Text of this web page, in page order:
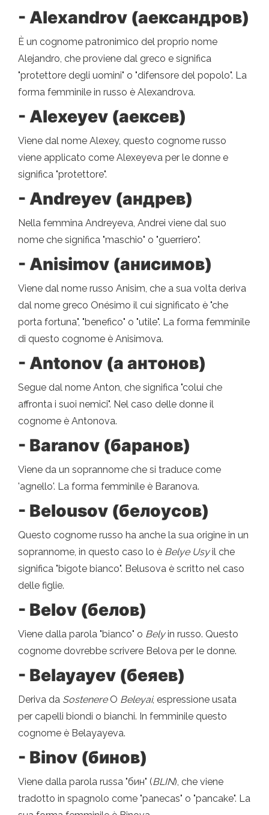
- Alexandrov (аександров)
È un cognome patronimico del proprio nome
Alejandro, che proviene dal greco e significa
"protettore degli uomini" o "difensore del popolo". La
forma femminile in russo è Alexandrova.
- Alexeyev (аексев)
Viene dal nome Alexey, questo cognome russo
viene applicato come Alexeyeva per le donne e
significa "protettore".
- Andreyev (андрев)
Nella femmina Andreyeva, Andrei viene dal suo
nome che significa "maschio" o "guerriero".
- Anisimov (анисимов)
Viene dal nome russo Anisim, che a sua volta deriva
dal nome greco Onésimo il cui significato è "che
porta fortuna", "benefico" o "utile". La forma femminile
di questo cognome è Anisimova.
- Antonov (a антонов)
Segue dal nome Anton, che significa "colui che
affronta i suoi nemici". Nel caso delle donne il
cognome è Antonova.
- Baranov (баранов)
Viene da un soprannome che si traduce come
'agnello'. La forma femminile è Baranova.
- Belousov (белоусов)
Questo cognome russo ha anche la sua origine in un
soprannome, in questo caso lo è Belye Usyil che
significa "bigote bianco". Belusova è scritto nel caso
delle figlie.
- Belov (белов)
Viene dalla parola "bianco" o Belyin russo. Questo
cognome dovrebbe scrivere Belova per le donne.
- Belayayev (беяев)
Deriva da SostenereO Beleyai, espressione usata
per capelli biondi o bianchi. In femminile questo
cognome è Belayayeva.
- Binov (бинов)
Viene dalla parola russa "бин" (BLIN), che viene
tradotto in spagnolo come "panecas" o "pancake". La